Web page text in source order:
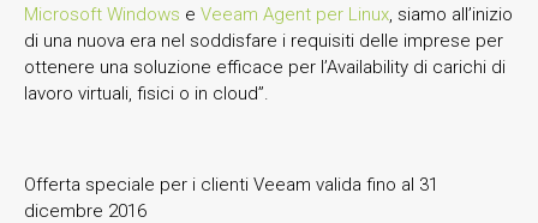
Microsoft Windows e Veeam Agent per Linux, siamo all’inizio
di una nuova era nel soddisfare i requisiti delle imprese per
ottenere una soluzione efficace per l’Availability di carichi di
lavoro virtuali, fisici o in cloud”.
Offerta speciale per i clienti Veeam valida fino al 31
dicembre 2016